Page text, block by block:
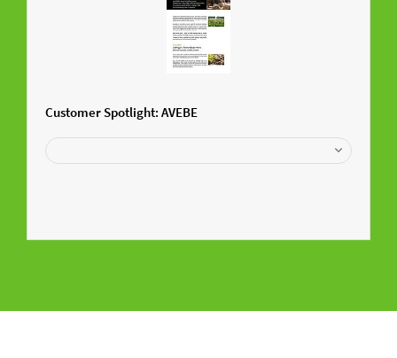
Customer Spotlight: AVEBE